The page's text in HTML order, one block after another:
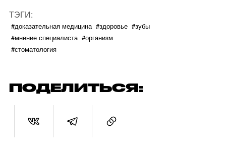
ТЭГИ:
#доказательная медицина #здоровье #зубы
#мнение специалиста #организм
#стоматология
ПОДЕЛИТЬСЯ: